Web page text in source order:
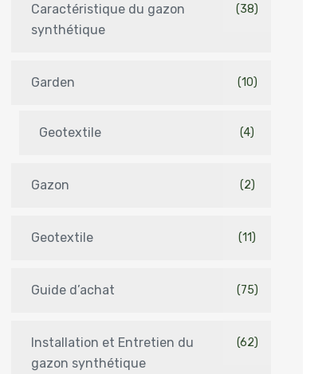
Caractéristique du gazon
synthétique
(38)
Garden (10)
Geotextile (4)
Gazon (2)
Geotextile (11)
Guide d’achat (75)
Installation et Entretien du
gazon synthétique
(62)